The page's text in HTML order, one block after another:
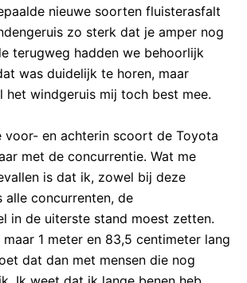
nieuwe soorten fluisterasfalt
zo sterk dat je amper nog
terugweg hadden we behoorlijk
was duidelijk te horen, maar
het windgeruis mij toch best mee.
voor- en achterin scoort de Toyota
met de concurrentie. Wat me
is dat ik, zowel bij deze
alle concurrenten, de
in de uiterste stand moest zetten.
1 meter en 83,5 centimeter lang
dat dan met mensen die nog